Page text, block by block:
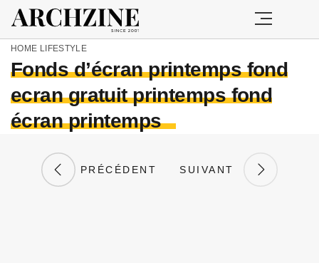
HOME LIFESTYLE
Fonds d’écran printemps fond
ecran gratuit printemps fond
écran printemps
PRÉCÉDENT SUIVANT